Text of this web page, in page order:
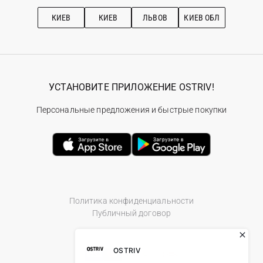
Рекомендации по уходу
КИЕВ КИЕВ ЛЬВОВ КИЕВ ОБЛ
Политика конфиденциальности
Публичный договор
УСТАНОВИТЕ ПРИЛОЖЕНИЕ OSTRIV!
Персональные предложения и быстрые покупки